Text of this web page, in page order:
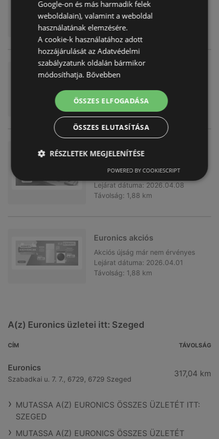
Akciós újság már nem érvényes
Lejárat dátuma: 2026.04.09
Távolság:
Euronics akciós
Lejárat dátuma:
2026.04.08
Távolság: 1,88 km
Exkluzív ajánlatok ügyfeleinkn
Akciós újság már nem érvényes
Lejárat dátuma: 2026.04.08
Távolság: 1,88 km
Euronics akciós
Akciós újság már nem érvényes
Lejárat dátuma: 2026.04.01
Távolság: 1,88 km
A(z) Euronics üzletei itt: Szeged
CÍM TÁVOLSÁG
Euronics
Szabadkai u. 7. 7., 6729, 6729 Szeged
317,04 km
MUTASSA A(Z) EURONICS ÖSSZES ÜZLETÉT ITT:
SZEGED
MUTASSA A(Z) EURONICS ÖSSZES ÜZLETÉT
Google-on és más harmadik felek
weboldalain), valamint a weboldal
használatának elemzésére.
A cookie-k használatához adott
hozzájárulását az Adatvédelmi
szabályzatunk oldalán bármikor
módosíthatja. Bővebben
ÖSSZES ELFOGADÁSA
ÖSSZES ELUTASÍTÁSA
RÉSZLETEK MEGJELENÍTÉSE
POWERED BY COOKIESCRIPT